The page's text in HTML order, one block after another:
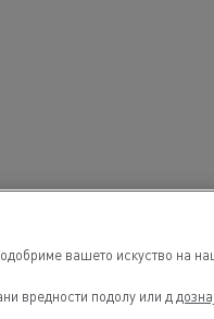
вашето искуство на
вредности подолу или д